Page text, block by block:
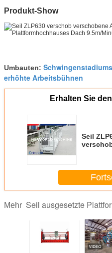
Produkt-Show
Umbauten:
erhöhte Arbeitsbühnen
Erhalten Sie
Seil
Mehr Seil ausgesetzte